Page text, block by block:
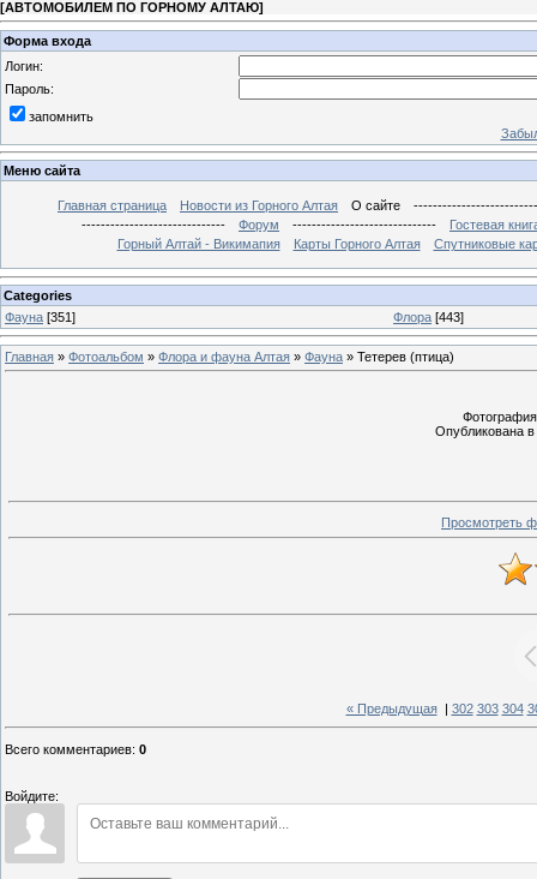
[АВТОМОБИЛЕМ ПО ГОРНОМУ АЛТАЮ]
Форма входа
Логин:
Пароль:
запомнить
Меню сайта
Главная страница Новости из Горного Алтая О сайте
------------------------------
Форум ------------------------------
Гостевая
Горный Алтай - Викимапия
Карты Горного Алтая Спутниковые
Categories
Фауна [351] Флора [443]
Главная » Фотоальбом » Флора и фауна Алтая » Фауна » Тетерев (птица)
Опубликована в
Просмотреть
« Предыдущая| 302 303 304
Всего комментариев: 0
Войдите: